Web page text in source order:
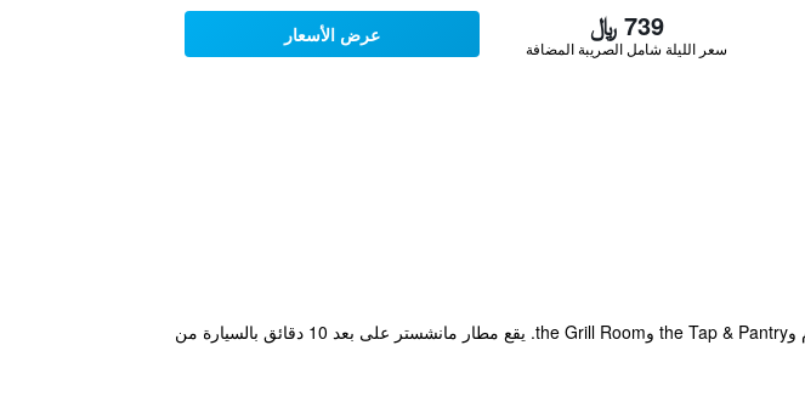
739 ﷼
سعر الليلة شامل الصريبة المضافة
عرض الأسعار
يقع The Stanneylands ذو الـ 4 نجوم في ريف شيشاير، ويضم مكانين لتناول الطعام وthe Tap & Pantry وthe Grill Room. يقع مطار مانشستر على بعد 10 دقائق بالسيارة من